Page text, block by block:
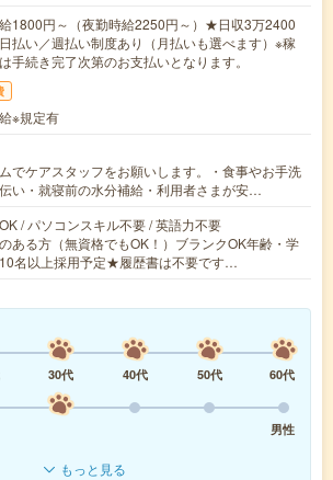
1800円～（夜勤時給2250円～）★日収3万2400
払い／週払い制度あり（月払いも選べます）※稼
手続き完了次第のお支払いとなります。
※規定有
でケアスタッフをお願いします。・食事やお手洗
い・就寝前の水分補給・利用者さまが安…
/ パソコンスキル不要 / 英語力不要
ある方（無資格でもOK！）ブランクOK年齢・学
名以上採用予定★履歴書は不要です…
30代 40代 50代
60代
男性
もっと見る